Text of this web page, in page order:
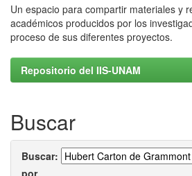
Un espacio para compartir materiales y
académicos producidos por los
proceso de sus diferentes proyectos.
Repositorio del IIS-UNAM
Buscar
Buscar:
por